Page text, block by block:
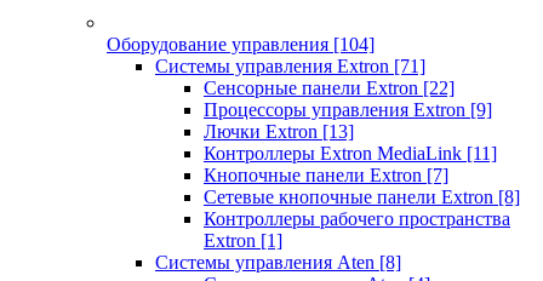
Оборудование управления [104]
Системы управления Extron [71]
Сенсорные панели Extron [22]
Процессоры управления Extron [9]
Лючки Extron [13]
Контроллеры Extron MediaLink [11]
Кнопочные панели Extron [7]
Сетевые кнопочные панели Extron [8]
Контроллеры рабочего пространства
Extron [1]
Системы управления Aten [8]